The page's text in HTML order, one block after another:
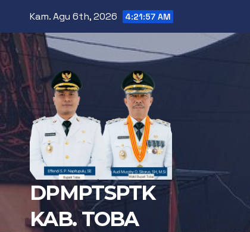
content
Kam. Agu 6th, 2026 4:21:57 AM
DPMPTSPTK
KAB. TOBA